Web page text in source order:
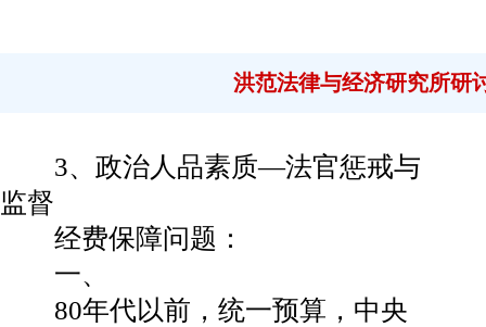
洪范法律与经济研究所研
3、政治人品素质—法官惩戒与
监督
经费保障问题：
一、
80年代以前，统一预算，中央